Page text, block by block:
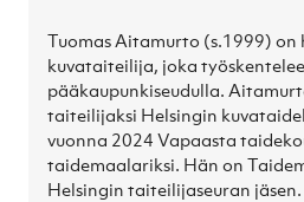
Tuomas Aitamurto (s.1999) on
kuvataiteilija, joka työskentelee
pääkaupunkiseudulla.
taiteilijaksi Helsingin
vuonna 2024 Vapaasta
taidemaalariksi. Hän on
Helsingin taiteilijaseuran